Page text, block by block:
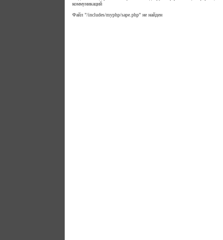
коммуникаций
Файл "/includes/myphp/sape.php" не найден